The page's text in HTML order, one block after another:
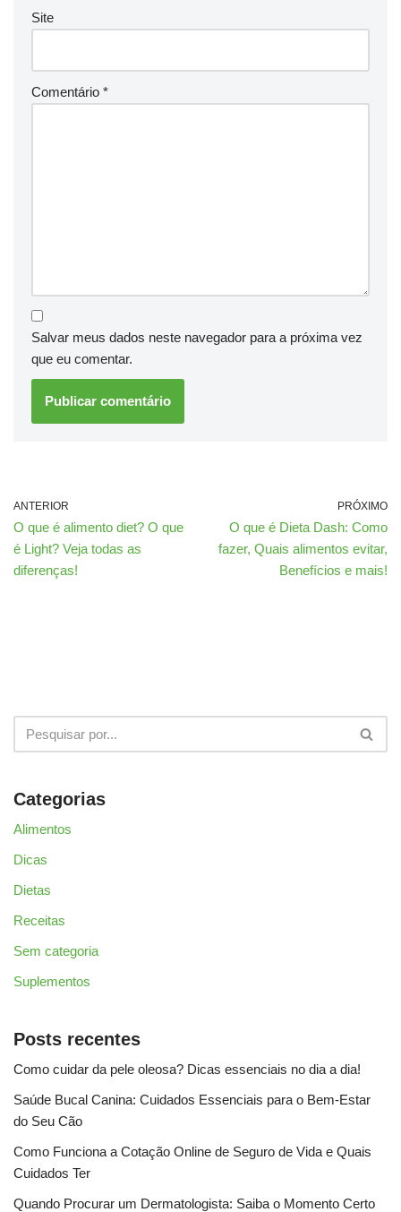
Site
Comentário *
Salvar meus dados neste navegador para a próxima vez
que eu comentar.
ANTERIOR
O que é alimento diet? O que
é Light? Veja todas as
diferenças!
PRÓXIMO
O que é Dieta Dash: Como
fazer, Quais alimentos evitar,
Benefícios e mais!
Categorias
Alimentos
Dicas
Dietas
Receitas
Sem categoria
Suplementos
Posts recentes
Como cuidar da pele oleosa? Dicas essenciais no dia a dia!
Saúde Bucal Canina: Cuidados Essenciais para o Bem-Estar
do Seu Cão
Como Funciona a Cotação Online de Seguro de Vida e Quais
Cuidados Ter
Quando Procurar um Dermatologista: Saiba o Momento Certo